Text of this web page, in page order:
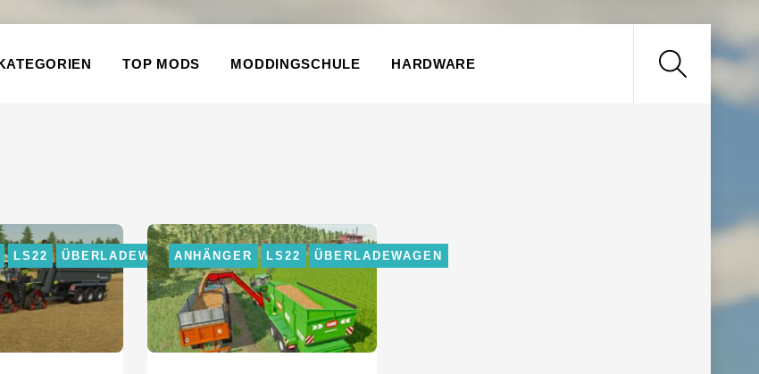
Search
TOP MODS MODDINGSCHULE HARDWARE
LS22 ÜBERLADEWAGENANHÄNGER LS22 ÜBERLADEWAGEN